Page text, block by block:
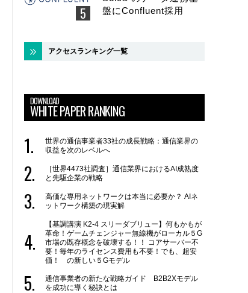
盤にConfluent採用
アクセスランキング一覧
DOWNLOAD
WHITE PAPER RANKING
世界の通信事業者33社の成長戦略：通信業界の
収益を次のレベルへ
［世界4473社調査］通信業界におけるAI成熟度
と先駆企業の戦略
高価な専用ネットワークは本当に必要か？ AIネ
ットワーク構築の現実解
【基調講演 K2-4 スリーダブリュー】何もかもが
革命！ゲームチェンジャー無線機がローカル５G
市場の既存概念を破壊する！！ コアサーバー不
要！毎年のライセンス費用も不要！でも、超安
価！ の新しい５Gモデル
通信事業者の新たな戦略ガイド B2B2Xモデル
を成功に導く秘訣とは